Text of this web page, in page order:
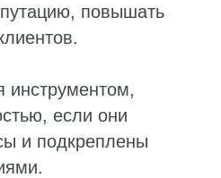
повышать
инструментом,
если они
и подкреплены